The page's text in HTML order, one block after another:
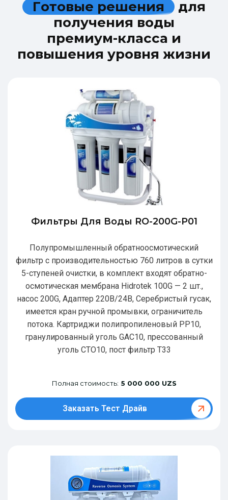
Готовые решения для
получения воды
премиум-класса и
повышения уровня жизни
Фильтры Для Воды RO-200G-P01
Полупромышленный обратноосмотический
фильтр с производительностью 760 литров в сутки
5-ступеней очистки, в комплект входят обратно-
осмотическая мембрана Hidrotek 100G — 2 шт.,
насос 200G, Адаптер 220В/24В, Серебристый гусак,
имеется кран ручной промывки, ограничитель
потока. Картриджи полипропиленовый РР10,
гранулированный уголь GAC10, прессованный
уголь CTO10, пост фильтр T33
Полная стоимость: 5 000 000 UZS
Заказать Тест Драйв